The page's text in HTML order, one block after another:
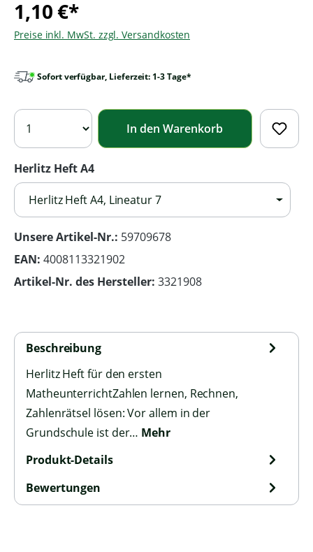
1,10 €*
Preise inkl. MwSt. zzgl. Versandkosten
Sofort verfügbar, Lieferzeit: 1-3 Tage*
In den Warenkorb
Herlitz Heft A4
Herlitz Heft A4, Lineatur 7
Unsere Artikel-Nr.: 59709678
EAN: 4008113321902
Artikel-Nr. des Hersteller: 3321908
Beschreibung
Herlitz Heft für den ersten
MatheunterrichtZahlen lernen, Rechnen,
Zahlenrätsel lösen: Vor allem in der
Grundschule ist der… Mehr
Produkt-Details
Bewertungen